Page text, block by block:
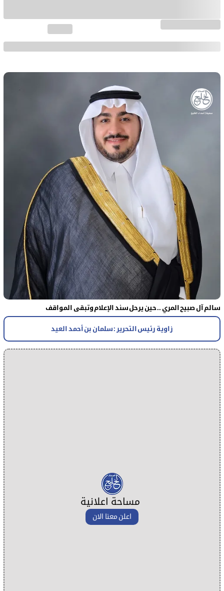
سالم آل صبيح المري .. حين يرحل سند الإعلام وتبقى المواقف
زاوية رئيس التحرير : سلمان بن أحمد العيد
مساحة اعلانية
اعلن معنا الان